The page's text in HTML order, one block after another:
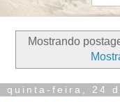
Mostrando
quinta-feira, 24